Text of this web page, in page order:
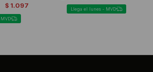
$ 1.097 Llega el lunes - MVD